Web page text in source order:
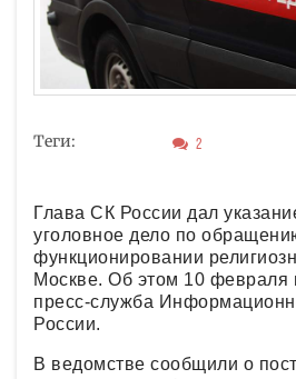
Теги: 2
Глава СК России дал
уголовное дело по
функционировании
Москве. Об этом 10 февраля
пресс-служба
России.
В ведомстве сообщили о